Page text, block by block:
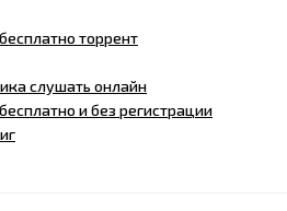
торрент
слушать онлайн
и без регистрации